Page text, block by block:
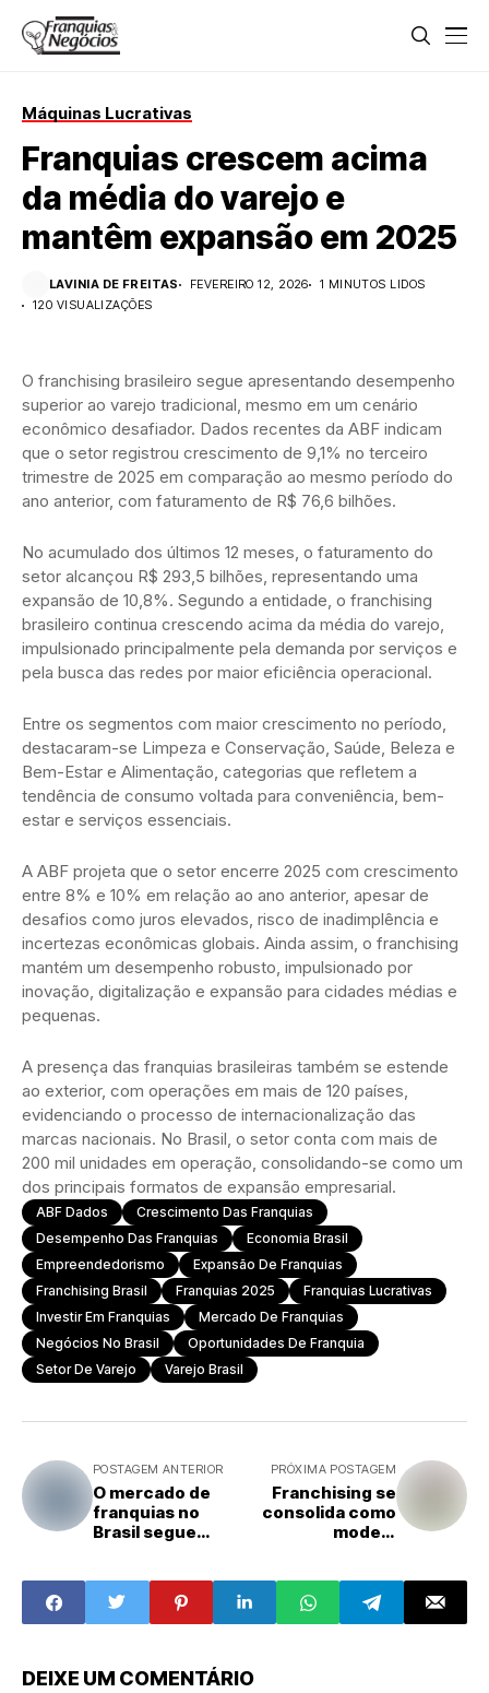
Máquinas Lucrativas
Franquias crescem acima
da média do varejo e
mantêm expansão em 2025
LAVINIA DE FREITAS FEVEREIRO 12, 2026
1 MINUTOS LIDOS
120 VISUALIZAÇÕES
O franchising brasileiro segue apresentando desempenho
superior ao varejo tradicional, mesmo em um cenário
econômico desafiador. Dados recentes da ABF indicam
que o setor registrou crescimento de 9,1% no terceiro
trimestre de 2025 em comparação ao mesmo período do
ano anterior, com faturamento de R$ 76,6 bilhões.
No acumulado dos últimos 12 meses, o faturamento do
setor alcançou R$ 293,5 bilhões, representando uma
expansão de 10,8%. Segundo a entidade, o franchising
brasileiro continua crescendo acima da média do varejo,
impulsionado principalmente pela demanda por serviços e
pela busca das redes por maior eficiência operacional.
Entre os segmentos com maior crescimento no período,
destacaram-se Limpeza e Conservação, Saúde, Beleza e
Bem-Estar e Alimentação, categorias que refletem a
tendência de consumo voltada para conveniência, bem-
estar e serviços essenciais.
A ABF projeta que o setor encerre 2025 com crescimento
entre 8% e 10% em relação ao ano anterior, apesar de
desafios como juros elevados, risco de inadimplência e
incertezas econômicas globais. Ainda assim, o franchising
mantém um desempenho robusto, impulsionado por
inovação, digitalização e expansão para cidades médias e
pequenas.
A presença das franquias brasileiras também se estende
ao exterior, com operações em mais de 120 países,
evidenciando o processo de internacionalização das
marcas nacionais. No Brasil, o setor conta com mais de
200 mil unidades em operação, consolidando-se como um
dos principais formatos de expansão empresarial.
ABF Dados
Crescimento Das Franquias
Desempenho Das Franquias
Economia Brasil
Empreendedorismo
Expansão De Franquias
Franchising Brasil
Franquias 2025
Franquias Lucrativas
Investir Em Franquias
Mercado De Franquias
Negócios No Brasil
Oportunidades De Franquia
Setor De Varejo
Varejo Brasil
POSTAGEM ANTERIOR
O mercado de
franquias no
Brasil segue
bilhões em
faturamento
PRÓXIMA POSTAGEM
Franchising se
consolida como
modelo
no Brasil
DEIXE UM COMENTÁRIO